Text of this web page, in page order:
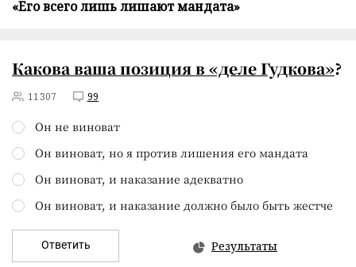
«Его всего лишь лишают мандата»
Какова ваша позиция в «деле Гудкова»?
11307 99
Он не виноват
Он виноват, но я против лишения его мандата
Он виноват, и наказание адекватно
Он виноват, и наказание должно было быть жестче
Ответить Результаты